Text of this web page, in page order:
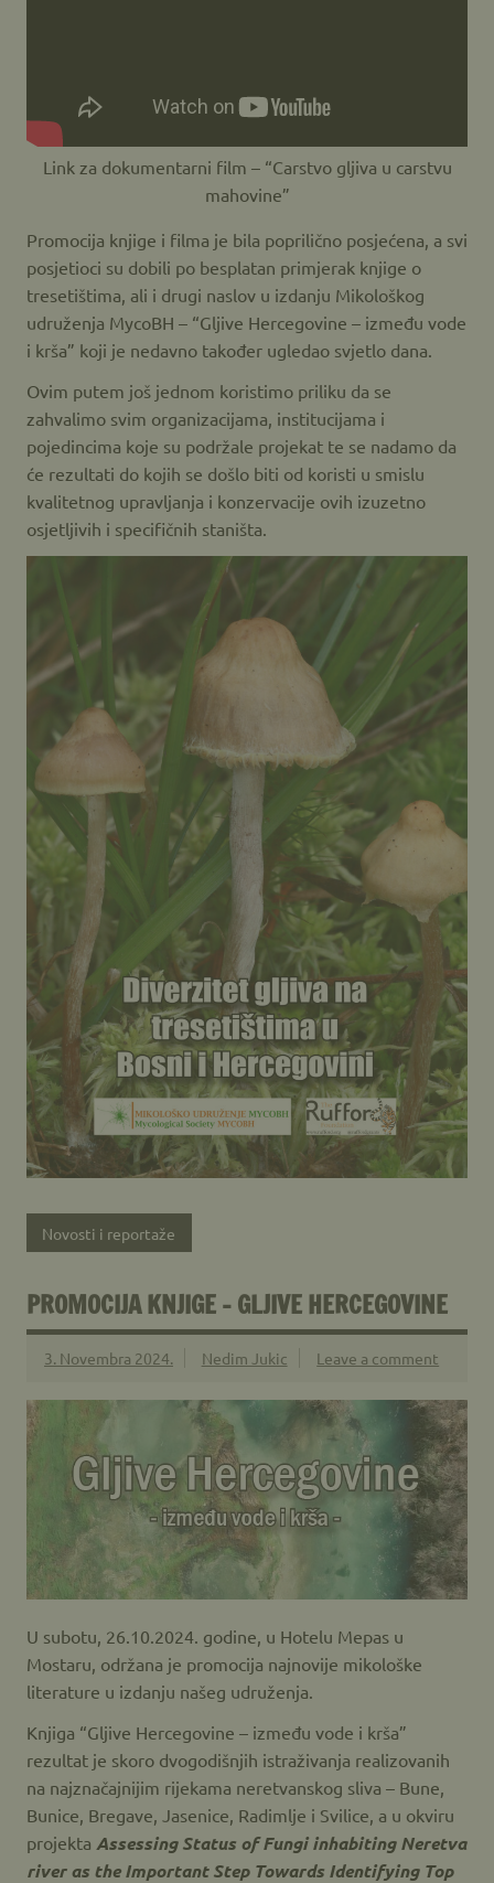
Link za dokumentarni film – “Carstvo gljiva u carstvu
mahovine”
Promocija knjige i filma je bila poprilično posjećena, a svi
posjetioci su dobili po besplatan primjerak knjige o
tresetištima, ali i drugi naslov u izdanju Mikološkog
udruženja MycoBH – “Gljive Hercegovine – između vode
i krša” koji je nedavno također ugledao svjetlo dana.
Ovim putem još jednom koristimo priliku da se
zahvalimo svim organizacijama, institucijama i
pojedincima koje su podržale projekat te se nadamo da
će rezultati do kojih se došlo biti od koristi u smislu
kvalitetnog upravljanja i konzervacije ovih izuzetno
osjetljivih i specifičnih staništa.
Novosti i reportaže
PROMOCIJA KNJIGE – GLJIVE HERCEGOVINE
3. Novembra 2024. Nedim Jukic Leave a comment
U subotu, 26.10.2024. godine, u Hotelu Mepas u
Mostaru, održana je promocija najnovije mikološke
literature u izdanju našeg udruženja.
Knjiga “Gljive Hercegovine – između vode i krša”
rezultat je skoro dvogodišnjih istraživanja realizovanih
na najznačajnijim rijekama neretvanskog sliva – Bune,
Bunice, Bregave, Jasenice, Radimlje i Svilice, a u okviru
projekta Assessing Status of Fungi inhabiting Neretva
river as the Important Step Towards Identifying Top